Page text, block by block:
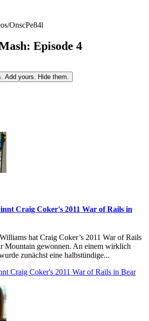
OnscPe84l
Episode 4
Add yours. Hide them.
Craig Coker's 2011 War of Rails in
hat Craig Coker’s 2011 War of Rails
Mountain gewonnen. An einem wirklich
zunächst eine halbstündige...
Craig Coker's 2011 War of Rails in Bear